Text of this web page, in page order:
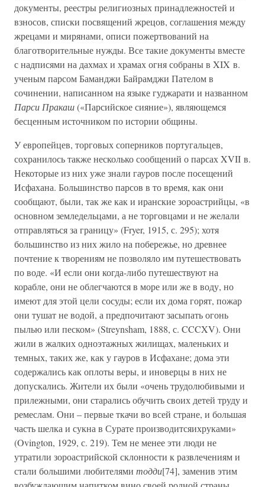
документы, реестры религиозных принадлежностей и
взносов, списки посвящений жрецов, соглашения между
жрецами и мирянами, описи пожертвований на
благотворительные нужды. Все такие документы вместе
с надписями на дахмах и храмах огня собраны в XIX в.
ученым парсом Баманджи Байрамджи Пателом в
сочинении, написанном на языке гуджарати и названном
Парси Пракаш(«Парсийское сияние»), являющемся
бесценным источником по истории общины.
У европейцев, торговых соперников португальцев,
сохранилось также несколько сообщений о парсах XVII в.
Некоторые из них уже знали гауров после посещений
Исфахана. Большинство парсов в то время, как они
сообщают, были, так же как и иранские зороастрийцы, «в
основном земледельцами, а не торговцами и не желали
отправляться за границу» (Fryer, 1915, с. 295); хотя
большинство из них жило на побережье, но древнее
почтение к творениям не позволяло им путешествовать
по воде. «И если они когда-либо путешествуют на
корабле, они не облегчаются в море или же в воду, но
имеют для этой цели сосуды; если их дома горят, пожар
они тушат не водой, а предпочитают засыпать огонь
пылью или песком» (Streynsham, 1888, с. CCCXV). Они
жили в жалких одноэтажных жилищах, маленьких и
темных, таких же, как у гауров в Исфахане; дома эти
содержались как оплоты веры, и иноверцы в них не
допускались. Жители их были «очень трудолюбивыми и
прилежными, они старались обучить своих детей труду и
ремеслам. Они – первые ткачи во всей стране, и большая
часть шелка и сукна в Сурате производитсяихруками»
(Ovington, 1929, с. 219). Тем не менее эти люди не
утратили зороастрийской склонности к развлечениям и
стали большими любителями тодди[74], заменив этим